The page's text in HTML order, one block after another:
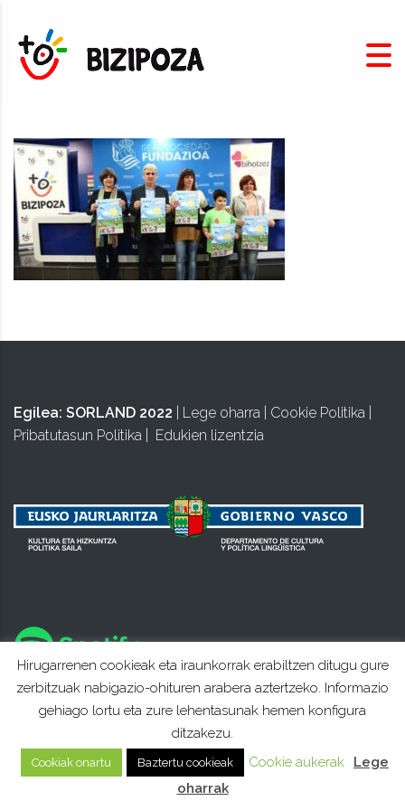
Egilea: SORLAND 2022 Lege oharra Cookie Politika
Pribatutasun Politika
Edukien lizentzia
Hirugarrenen cookieak eta iraunkorrak erabiltzen ditugu gure
zerbitzuak nabigazio-ohituren arabera aztertzeko. Informazio
gehiago lortu eta zure lehentasunak hemen konfigura
ditzakezu.
Cookiak onartu Baztertu cookieak Cookie aukerak
Lege
oharrak